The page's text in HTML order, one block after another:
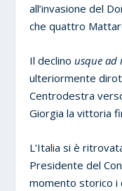
all’invasione del
che quattro
Il declinousque ad
ulteriormente
Centrodestra
Giorgia la vittoria
L’Italia si è
Presidente del
momento storico i